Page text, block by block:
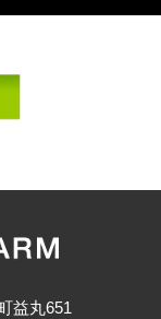
益丸651